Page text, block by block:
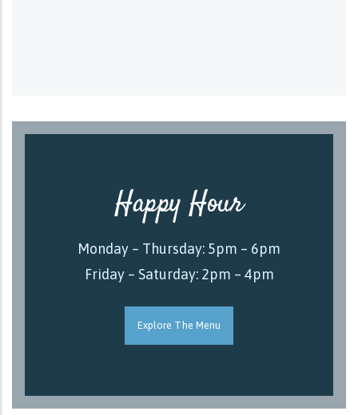
Happy Hour
Monday – Thursday: 5pm – 6pm
Friday – Saturday: 2pm – 4pm
Explore The Menu